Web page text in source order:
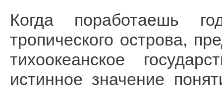
Когда поработаешь
тропического острова,
тихоокеанское
истинное значение